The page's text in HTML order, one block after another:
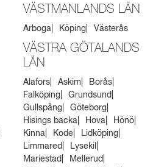
VÄSTMANLANDS LÄN
Arboga Köping Västerås
VÄSTRA GÖTALANDS
LÄN
Alafors Askim
Borås
Falköping
Grundsund
Gullspång
Göteborg
Hisings backa
Hova
Hönö
Kinna
Kode
Lidköping
Limmared
Lysekil
Mariestad
Mellerud